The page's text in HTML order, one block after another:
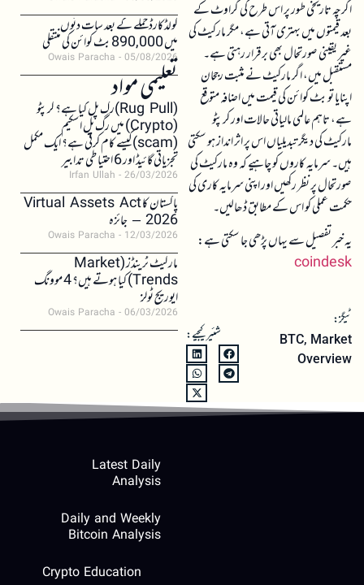
اگرچہ تاریخی طور پر اس طرح کی گراوٹ کے
بعد قیمتوں میں بہتری آتی ہے، مگر مارکیٹ کی
غیر یقینی صورتحال بھی برقرار رہتی ہے۔
مستقبل میں، اگر مارکیٹ نے مثبت رجحان
اپنایا تو بٹ کوائن کی قیمت میں اضافہ متوقع
ہے، تاہم عالمی مالیاتی حالات اور کرپٹو
مارکیٹ کی دیگر تبدیلیاں اس پر اثر انداز ہو سکتی
ہیں۔ سرمایہ کاروں کو چاہیے کہ وہ مارکیٹ کی
صورتحال پر نظر رکھیں اور اپنی سرمایہ کاری کی
حکمت عملی کو اس کے مطابق ڈھالیں۔
یہ خبر تفصیل سے یہاں پڑھی جا سکتی ہے:
coindesk
ٹیگز:
BTC, Market
Overview
شئیر کیجیے:
کولڈکارڈ حملے کے بعد سات دنوں
میں 890,000 بٹ کوائن کی منتقلی
Owais Paracha 05/08/2026
تعلیمی مواد(Rug Pull)رگ پل کیا ہے؟ کرپٹو
(Crypto) میں رگ پل اسکیم
(scam)کیسے کام کرتی ہے؟ ایک مکمل
تجزیاتی گائیڈ اور 6 احتیاطی تدابیر
Irfan Ullah 26/03/2026
پاکستان کا Virtual Assets Act
2026 – جائزہ
Owais Paracha 12/03/2026
مارکیٹ ٹرینڈز (Market
Trends) کیا ہوتے ہیں؟ 4 موونگ
ایوریج ٹولز
Owais Paracha 06/03/2026
Latest Daily
Analysis
Daily and Weekly
Bitcoin Analysis
Crypto Education